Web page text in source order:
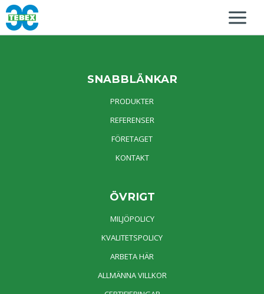
SNABBLÄNKAR
PRODUKTER
REFERENSER
FÖRETAGET
KONTAKT
ÖVRIGT
MILJÖPOLICY
KVALITETSPOLICY
ARBETA HÄR
ALLMÄNNA VILLKOR